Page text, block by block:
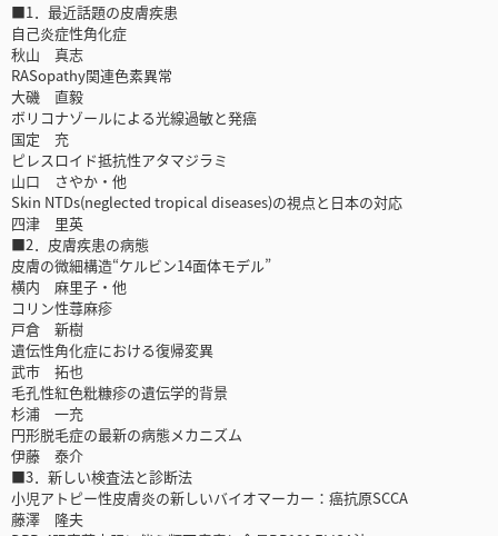
■1．最近話題の皮膚疾患
自己炎症性角化症
秋山 真志
RASopathy関連色素異常
大磯 直毅
ボリコナゾールによる光線過敏と発癌
国定 充
ピレスロイド抵抗性アタマジラミ
山口 さやか・他
Skin NTDs(neglected tropical diseases)の視点と日本の対応
四津 里英
■2．皮膚疾患の病態
皮膚の微細構造“ケルビン14面体モデル”
横内 麻里子・他
コリン性蕁麻疹
戸倉 新樹
遺伝性角化症における復帰変異
武市 拓也
毛孔性紅色粃糠疹の遺伝学的背景
杉浦 一充
円形脱毛症の最新の病態メカニズム
伊藤 泰介
■3．新しい検査法と診断法
小児アトピー性皮膚炎の新しいバイオマーカー：癌抗原SCCA
藤澤 隆夫